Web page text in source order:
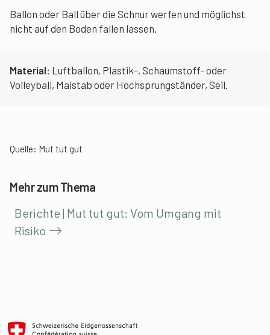
Ballon oder Ball über die Schnur werfen und möglichst
nicht auf den Boden fallen lassen.
Material: Luftballon, Plastik-, Schaumstoff- oder
Volleyball, Malstab oder Hochsprungständer, Seil.
Quelle: Mut tut gut
Mehr zum Thema
Berichte | Mut tut gut: Vom Umgang mit
Risiko